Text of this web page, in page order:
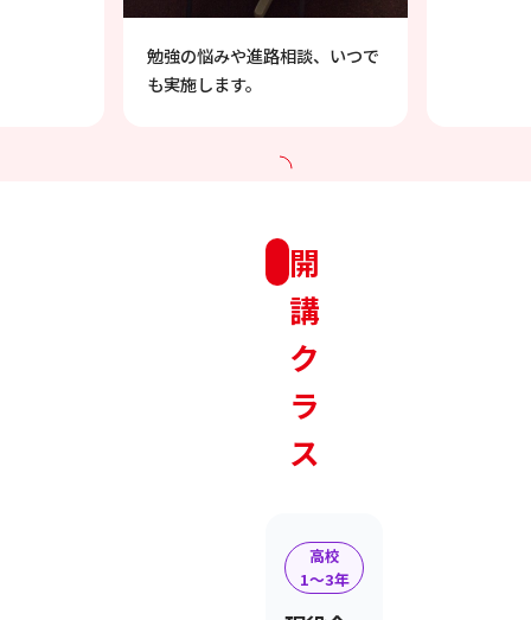
勉強の悩みや進路相談、いつで
も実施します。
開
講
ク
ラ
ス
高校
1〜3年